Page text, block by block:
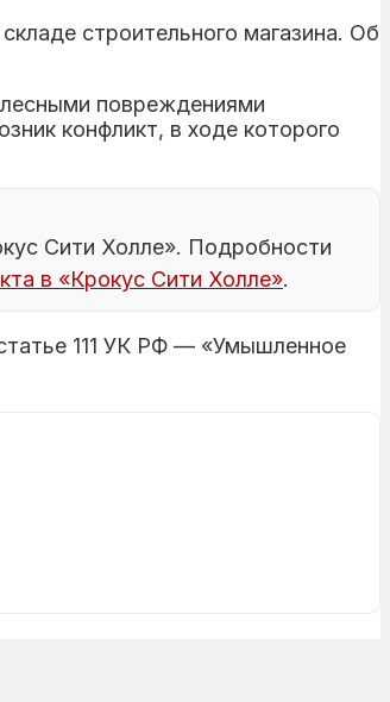
строительного магазина. Об
повреждениями
конфликт, в ходе которого
Сити Холле». Подробности
в «Крокус Сити Холле».
111 УК РФ — «Умышленное